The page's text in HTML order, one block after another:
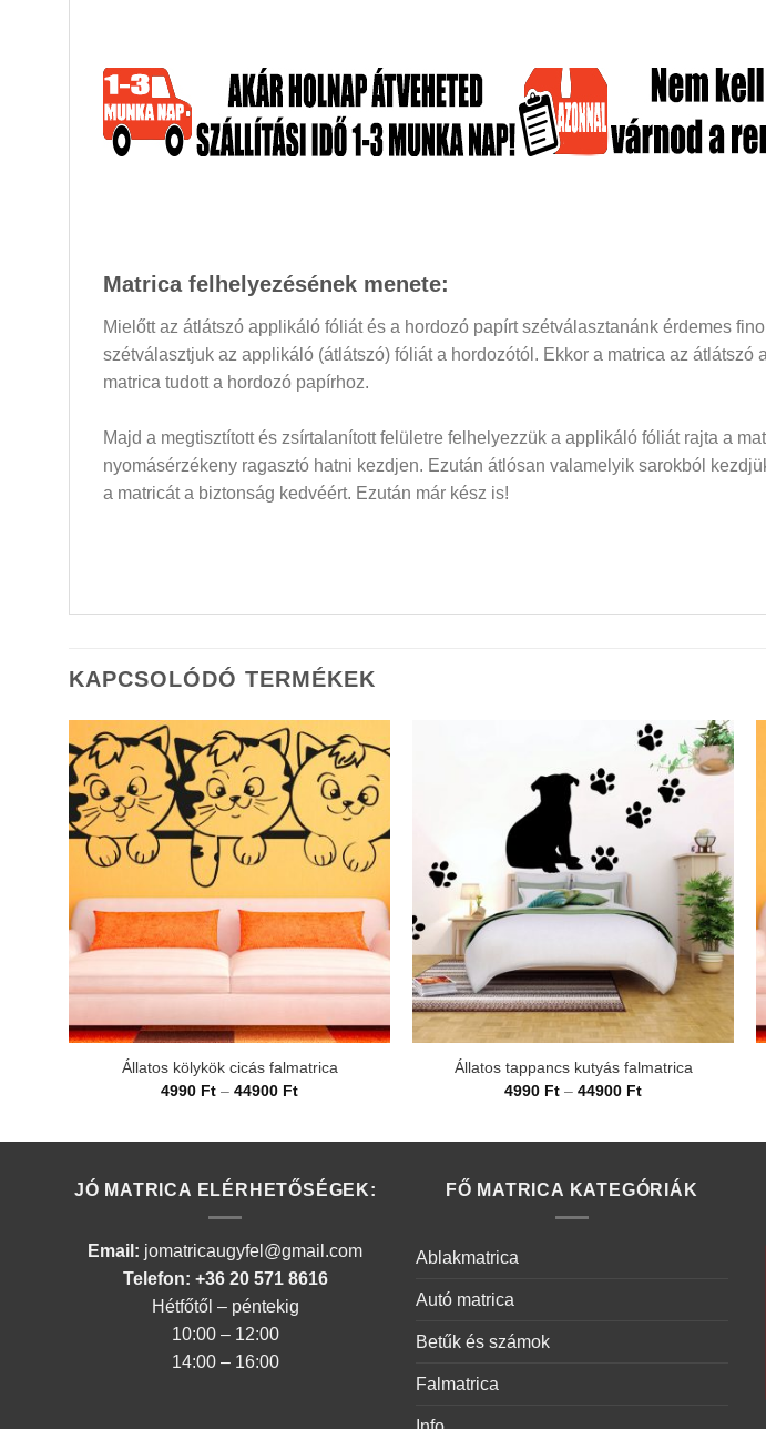
Matrica felhelyezésének menete:
Mielőtt az átlátszó applikáló fóliát és a hordozó papírt szétválasztanánk érdemes
szétválasztjuk az applikáló (átlátszó) fóliát a hordozótól. Ekkor a matrica az
matrica tudott a hordozó papírhoz.
Majd a megtisztított és zsírtalanított felületre felhelyezzük a applikáló fóliát rajta a
nyomásérzékeny ragasztó hatni kezdjen. Ezután átlósan valamelyik sarokból
a matricát a biztonság kedvéért. Ezután már kész is!
KAPCSOLÓDÓ TERMÉKEK
Állatos kölykök cicás falmatrica
4990 Ft – 44900 FtÁrtartomány:
Állatos tappancs kutyás falmatrica
4990 Ft – 44900 FtÁrtartomány:
JÓ MATRICA ELÉRHETŐSÉGEK:
Email: jomatricaugyfel@gmail.com
Telefon: +36 20 571 8616
Hétfőtől – péntekig
10:00 – 12:00
14:00 – 16:00
FŐ MATRICA KATEGÓRIÁK
Ablakmatrica
Autó matrica
Betűk és számok
Falmatrica